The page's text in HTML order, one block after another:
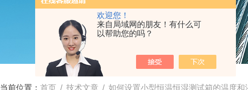
欢迎您！
来自局域网的朋友！有什么可
以帮助您的吗？
当前位置： 首页 / 技术文章 / 如何设置小型恒温恒湿测试箱的温度和